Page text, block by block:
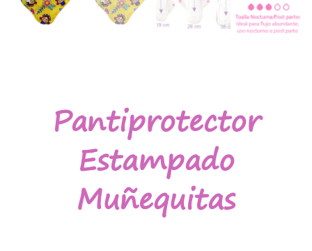
Pantiprotector
Estampado
Muñequitas